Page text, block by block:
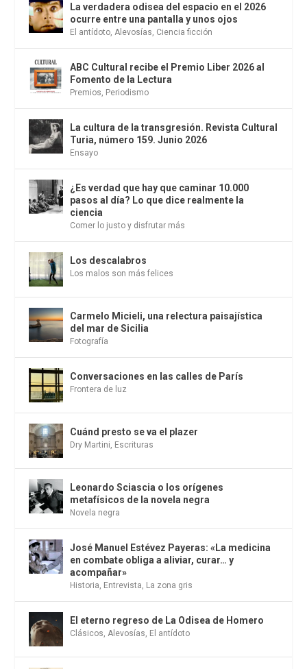
La verdadera odisea del espacio en el 2026
ocurre entre una pantalla y unos ojos
El antídoto,Alevosías, Ciencia ficción
ABC Cultural recibe el Premio Liber 2026 al
Fomento de la Lectura
Premios, Periodismo
La cultura de la transgresión. Revista Cultural
Turia, número 159. Junio 2026
Ensayo
¿Es verdad que hay que caminar 10.000
pasos al día? Lo que dice realmente la
ciencia
Comer lo justo y disfrutar más
Los descalabros
Los malos son más felices
Carmelo Micieli, una relectura paisajística
del mar de Sicilia
Fotografía
Conversaciones en las calles de París
Frontera de luz
Cuánd presto se va el plazer
Dry Martini, Escrituras
Leonardo Sciascia o los orígenes
metafísicos de la novela negra
Novela negra
José Manuel Estévez Payeras: «La medicina
en combate obliga a aliviar, curar… y
acompañar»
Historia, Entrevista, La zona gris
El eterno regreso de La Odisea de Homero
Clásicos,Alevosías, El antídoto